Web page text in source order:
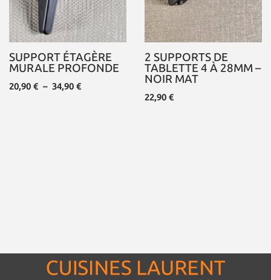
SUPPORT ÉTAGÈRE
MURALE PROFONDE
20,90 € – 34,90 €
2 SUPPORTS DE
TABLETTE 4 À 28MM –
NOIR MAT
22,90 €